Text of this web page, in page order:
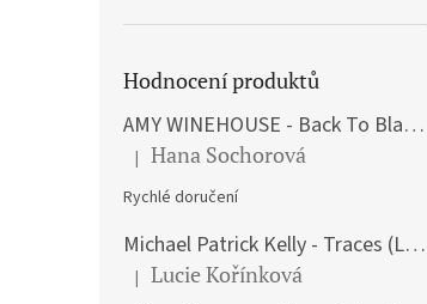
Hodnocení produktů
AMY WINEHOUSE - Back To Black (LP)
Hodnocení produktu je 5 z 5 hvězdiček.
| Hana Sochorová
Rychlé doručení
Michael Patrick Kelly - Traces (Limited Edition) (Premium Box-Set) (LP)
Hodnocení produktu je 5 z 5 hvězdiček.
| Lucie Kořínková